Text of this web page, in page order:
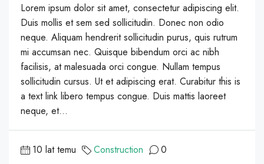
Lorem ipsum dolor sit amet, consectetur adipiscing elit.
Duis mollis et sem sed sollicitudin. Donec non odio
neque. Aliquam hendrerit sollicitudin purus, quis rutrum
mi accumsan nec. Quisque bibendum orci ac nibh
facilisis, at malesuada orci congue. Nullam tempus
sollicitudin cursus. Ut et adipiscing erat. Curabitur this is
a text link libero tempus congue. Duis mattis laoreet
neque, et...
10 lat temu Construction 0